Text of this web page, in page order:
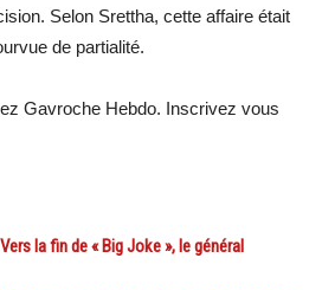
Selon Srettha, cette affaire était
de partialité.
Gavroche Hebdo. Inscrivez vous
la fin de « Big Joke », le général